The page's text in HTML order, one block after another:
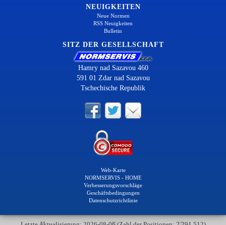
NEUIGKEITEN
Neue Normen
RSS Neuigkeiten
Bulletin
SITZ DER GESELLSCHAFT
Hamry nad Sazavou 460
591 01 Zdar nad Sazavou
Tschechische Republik
Web-Karte
NORMSERVIS - HOME
Verbesserungsvorschläge
Geschäftsbedingungen
Datenschutzrichtlinie